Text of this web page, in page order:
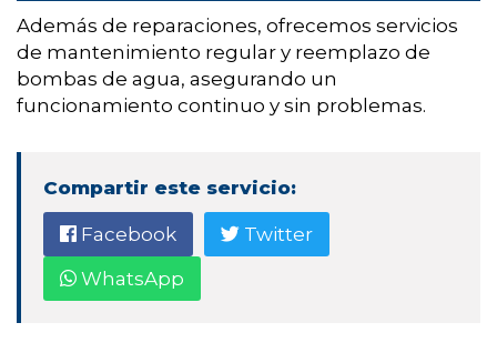
Además de reparaciones, ofrecemos servicios
de mantenimiento regular y reemplazo de
bombas de agua, asegurando un
funcionamiento continuo y sin problemas.
Compartir este servicio:
Facebook
Twitter
WhatsApp